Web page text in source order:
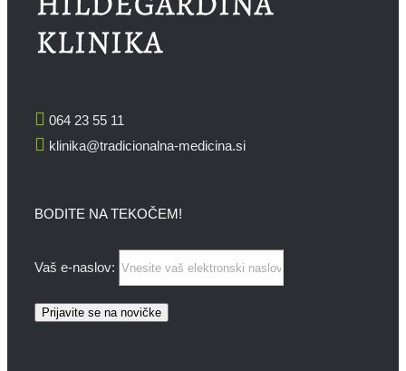
064 23 55 11
klinika@tradicionalna-medicina.si
BODITE NA TEKOČEM!
Vaš e-naslov: